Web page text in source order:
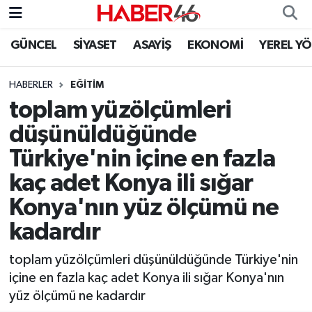
GÜNCEL SİYASET ASAYİŞ EKONOMİ YEREL
HABERLER EĞİTİM
toplam yüzölçümleri
düşünüldüğünde
Türkiye'nin içine en fazla
kaç adet Konya ili sığar
Konya'nın yüz ölçümü ne
kadardır
toplam yüzölçümleri düşünüldüğünde Türkiye'nin
içine en fazla kaç adet Konya ili sığar Konya'nın
yüz ölçümü ne kadardır
GÜNCEL
SİYASET
EKONOMİ
SPOR
YAŞAM
TEKNOLOJİ
SAĞLIK
EĞİTİM
Nöbetçi Eczaneler
Hava Durumu
Kahramanmaraş Namaz Vakitleri
Trafik Durumu
Süper Lig Puan Durumu ve Fikstür
Tüm Manşetler
Son Dakika Haberleri
Haber Arşivi